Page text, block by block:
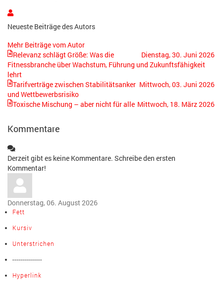
Ulf
Neueste Beiträge des Autors
Mehr Beiträge vom Autor
Dienstag, 30. Juni 2026
Relevanz schlägt Größe: Was die
Fitnessbranche über Wachstum, Führung und Zukunftsfähigkeit
lehrt
Mittwoch, 03. Juni 2026
Tarifverträge zwischen Stabilitätsanker
und Wettbewerbsrisiko
Mittwoch, 18. März 2026
Toxische Mischung – aber nicht für alle
Kommentare
Derzeit gibt es keine Kommentare. Schreibe den ersten
Kommentar!
Donnerstag, 06. August 2026
Fett
Kursiv
Unterstrichen
---------------
Hyperlink